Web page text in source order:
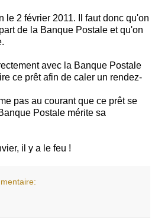
le 2 février 2011. Il faut donc qu'on
de la Banque Postale et qu'on
avec la Banque Postale
ce prêt afin de caler un rendez-
pas au courant que ce prêt se
Postale mérite sa
il y a le feu !